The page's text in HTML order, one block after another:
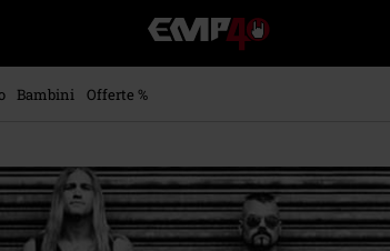
EMP
-
Musica,
Videogame
merch
-
Abbigliamento
Bambini Offerte %